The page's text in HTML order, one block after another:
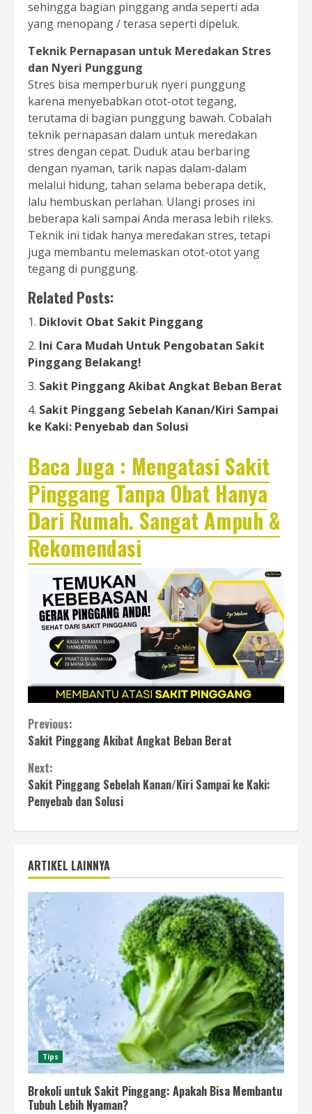
sehingga bagian pinggang anda seperti ada
yang menopang / terasa seperti dipeluk.
Teknik Pernapasan untuk Meredakan Stres
dan Nyeri Punggung
Stres bisa memperburuk nyeri punggung
karena menyebabkan otot-otot tegang,
terutama di bagian punggung bawah. Cobalah
teknik pernapasan dalam untuk meredakan
stres dengan cepat. Duduk atau berbaring
dengan nyaman, tarik napas dalam-dalam
melalui hidung, tahan selama beberapa detik,
lalu hembuskan perlahan. Ulangi proses ini
beberapa kali sampai Anda merasa lebih rileks.
Teknik ini tidak hanya meredakan stres, tetapi
juga membantu melemaskan otot-otot yang
tegang di punggung.
Related Posts:
Diklovit Obat Sakit Pinggang
Ini Cara Mudah Untuk Pengobatan Sakit
Pinggang Belakang!
Sakit Pinggang Akibat Angkat Beban Berat
Sakit Pinggang Sebelah Kanan/Kiri Sampai
ke Kaki: Penyebab dan Solusi
Baca Juga : Mengatasi Sakit
Pinggang Tanpa Obat Hanya
Dari Rumah. Sangat Ampuh &
Rekomendasi
Continue
Reading
Previous:
Sakit Pinggang Akibat Angkat Beban Berat
Next:
Sakit Pinggang Sebelah Kanan/Kiri Sampai ke Kaki:
Penyebab dan Solusi
ARTIKEL LAINNYA
Tips
Brokoli untuk Sakit Pinggang: Apakah Bisa Membantu
Tubuh Lebih Nyaman?